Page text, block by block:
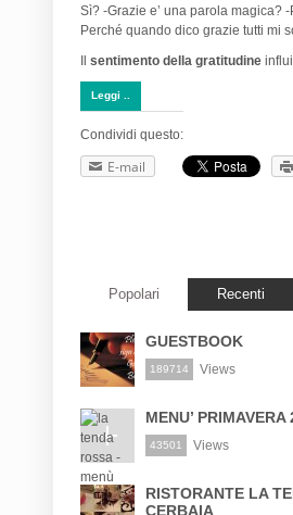
Sì? -Grazie e’ una parola magica?
Perché quando dico grazie tutti mi
Il sentimento della gratitudine
Leggi ..
Condividi questo:
E-mail
Popolari Recenti
GUESTBOOK
189714 Views
MENU’ PRIMAVERA
43501 Views
RISTORANTE LA
CERBAIA